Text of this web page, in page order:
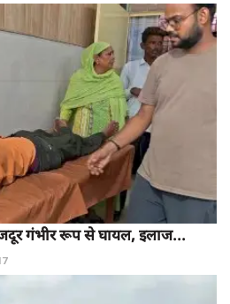
गंभीर रूप से घायल, इलाज...